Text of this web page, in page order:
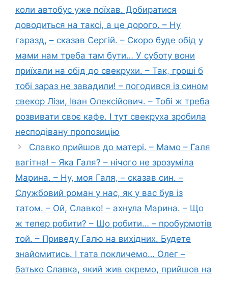
коли автобус уже поїхав. Добиратися
доводиться на таксі, а це дорого. – Ну
гаразд, – сказав Сергій. – Скоро буде обід у
мами нам треба там бути… У суботу вони
приїхали на обід до свекрухи. – Так, гроші б
тобі зараз не завадили! – погодився із сином
свекор Лізи, Іван Олексійович. – Тобі ж треба
розвивати своє кафе. І тут свекруха зробила
несподівану пропозицію
Славко прийшов до матері. – Мамо – Галя
вагітна! – Яка Галя? – нічого не зрозуміла
Марина. – Ну, моя Галя, – сказав син. –
Службовий роман у нас, як у вас був із
татом. – Ой, Славко! – ахнула Марина. – Що
ж тепер робити? – Що робити… – пробурмотів
той. – Приведу Галю на вихідних. Будете
знайомитись. І тата покличемо… Олег –
батько Славка, який жив окремо, прийшов на